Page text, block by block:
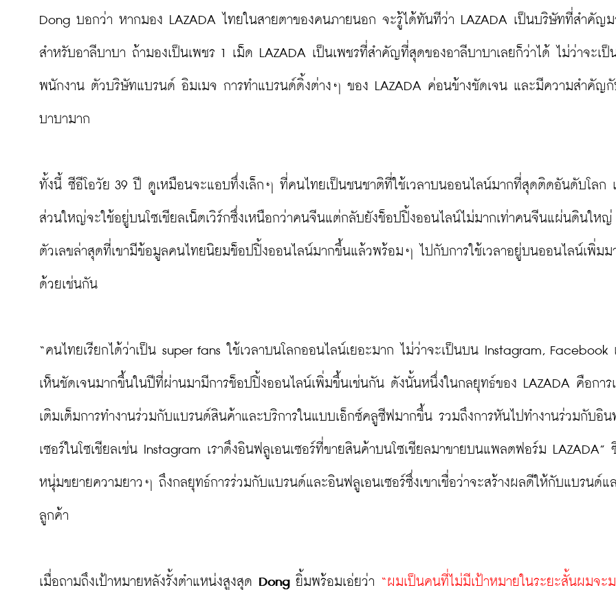
Dong บอกว่า หากมอง LAZADA ไทยในสายตาของคนภายนอก จะรู้ได้ทันทีว่า LAZADA เป็นบริษัทที่สำคัญม
สำหรับอาลีบาบา ถ้ามองเป็นเพชร 1 เม็ด LAZADA เป็นเพชรที่สำคัญที่สุดของอาลีบาบาเลยก็ว่าได้ ไม่ว่าจะเป็
พนักงาน ตัวบริษัทแบรนด์ อิมเมจ การทำแบรนด์ดิ้งต่างๆ ของ LAZADA ค่อนข้างชัดเจน และมีความสำคัญกั
บาบามาก
ทั้งนี้ ซีอีโอวัย 39 ปี ดูเหมือนจะแอบทึ่งเล็กๆ ที่คนไทยเป็นชนชาติที่ใช้เวลาบนออนไลน์มากที่สุดติดอันดับโลก
ส่วนใหญ่จะใช้อยู่บนโซเชียลเน็ตเวิร์กซึ่งเหนือกว่าคนจีนแต่กลับยังช็อปปิ้งออนไลน์ไม่มากเท่าคนจีนแผ่นดินให
ตัวเลขล่าสุดที่เขามีข้อมูลคนไทยนิยมช็อปปิ้งออนไลน์มากขึ้นแล้วพร้อมๆ ไปกับการใช้เวลาอยู่บนออนไลน์เพิ่มม
ด้วยเช่นกัน
“คนไทยเรียกได้ว่าเป็น super fans ใช้เวลาบนโลกออนไลน์เยอะมาก ไม่ว่าจะเป็นบน Instagram, Facebook เ
เห็นชัดเจนมากขึ้นในปีที่ผ่านมามีการช็อปปิ้งออนไลน์เพิ่มขึ้นเช่นกัน ดังนั้นหนึ่งในกลยุทธ์ของ LAZADA คือการเ
เติมเต็มการทำงานร่วมกับแบรนด์สินค้าและบริการในแบบเอ็กซ์คลูซีฟมากขึ้น รวมถึงการหันไปทำงานร่วมกับอิน
เซอร์ในโซเชียลเช่น Instagram เราดึงอินฟลูเอนเซอร์ที่ขายสินค้าบนโซเชียลมาขายบนแพลตฟอร์ม LAZADA”
หนุ่มขยายความยาวๆ ถึงกลยุทธ์การร่วมกับแบรนด์และอินฟลูเอนเซอร์ซึ่งเขาเชื่อว่าจะสร้างผลดีให้กับแบรนด์แ
ลูกค้า
เมื่อถามถึงเป้าหมายหลังรั้งตำแหน่งสูงสุด Dong ยิ้มพร้อมเอ่ยว่า “ผมเป็นคนที่ไม่มีเป้าหมายในระยะสั้นผมจะ